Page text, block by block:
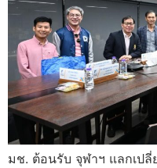
มช. ต้อนรับ จุฬาฯ แลกเปลี่